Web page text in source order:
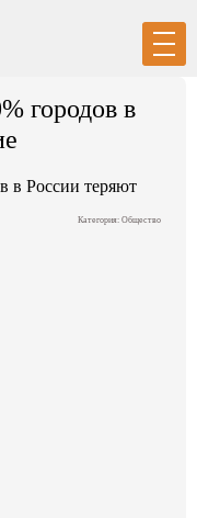
Регистрация
городов в
Категория: Общество